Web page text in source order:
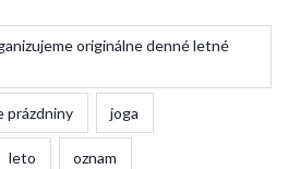
originálne denné letné
prázdniny joga
leto oznam